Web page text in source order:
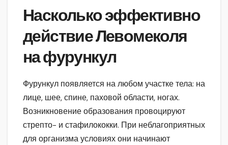
Насколько эффективно
действие Левомеколя
на фурункул
Фурункул появляется на любом участке тела: на
лице, шее, спине, паховой области, ногах.
Возникновение образования провоцируют
стрепто- и стафилококки. При неблагоприятных
для организма условиях они начинают